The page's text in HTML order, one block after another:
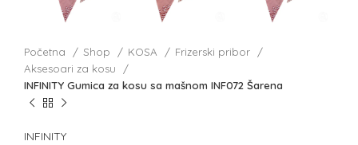
Početna Shop KOSA
Frizerski pribor
Aksesoari za kosu
INFINITY Gumica za kosu sa mašnom INF072 Šarena
INFINITY